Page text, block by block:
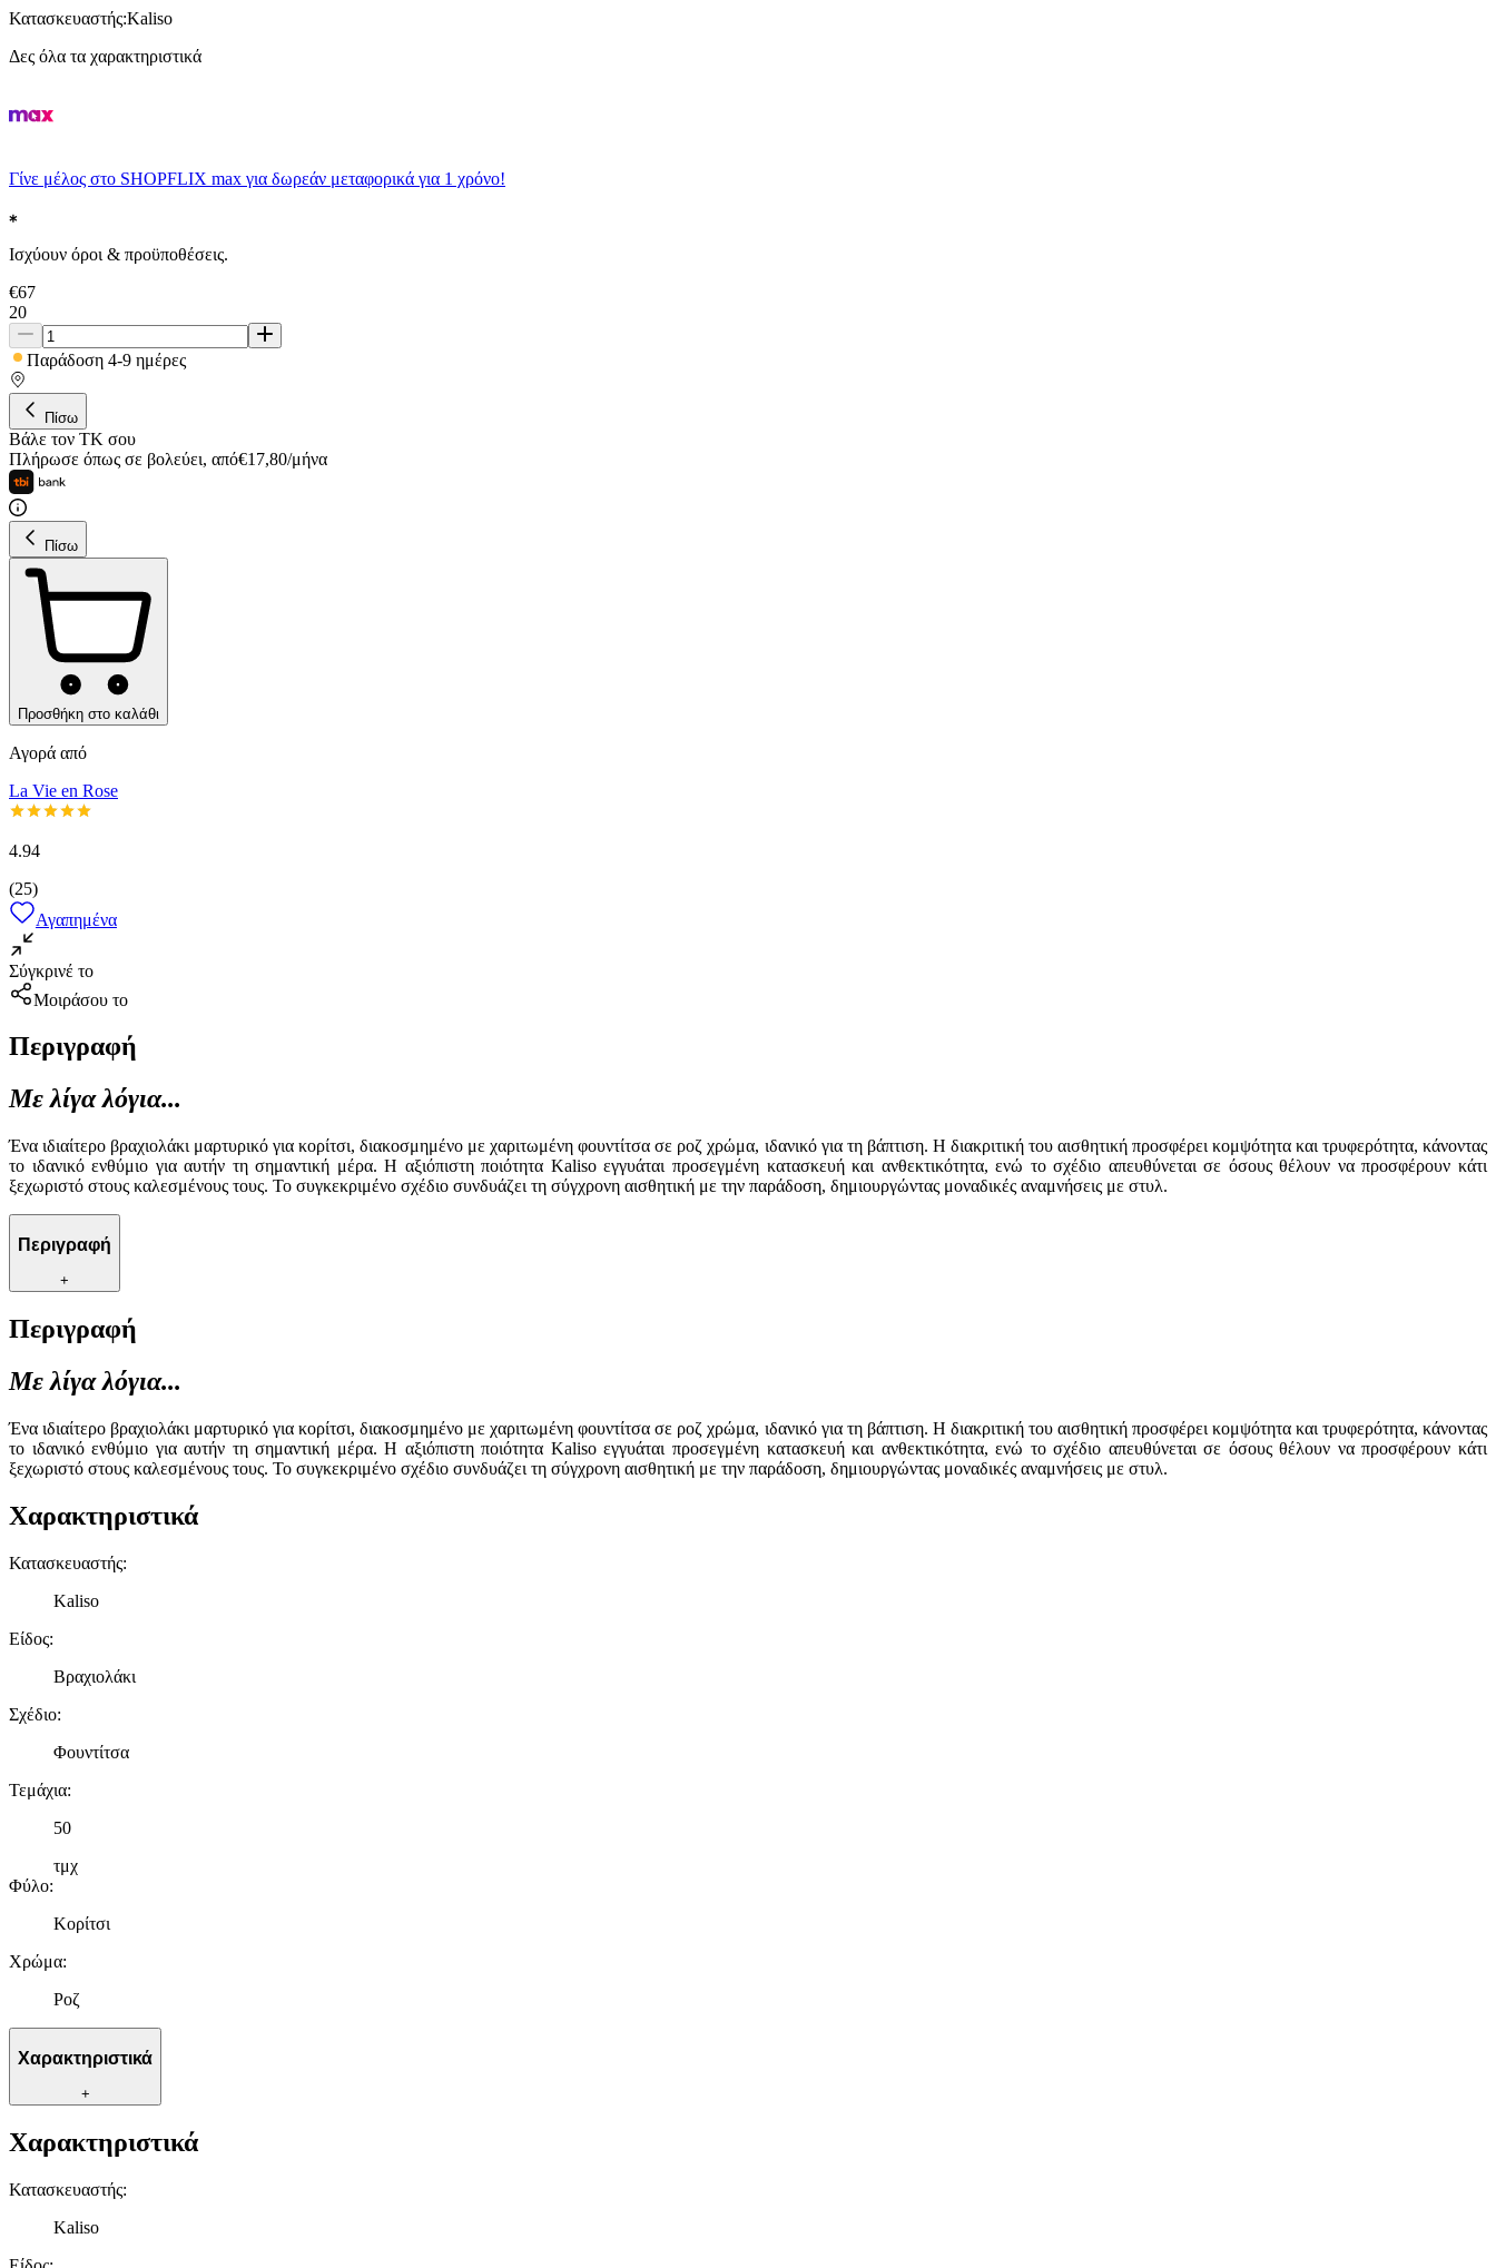
Κατασκευαστής:Kaliso
Δες όλα τα χαρακτηριστικά
Γίνε μέλος στο SHOPFLIX max για δωρεάν μεταφορικά για 1 χρόνο!
Ισχύουν όροι & προϋποθέσεις.
€67
20
Παράδοση 4-9 ημέρες
Πίσω
Βάλε τον ΤΚ σου
Πλήρωσε όπως σε βολεύει, από€17,80/μήνα
Πίσω
Προσθήκη στο καλάθι
Αγορά από
La Vie en Rose
4.94
(25)
Αγαπημένα
Σύγκρινέ το
Μοιράσου το
Περιγραφή
Με λίγα λόγια...
Ένα ιδιαίτερο βραχιολάκι μαρτυρικό για κορίτσι, διακοσμημένο με χαριτωμένη φουντίτσα σε ροζ χρώμα, ιδανικό για τη βάπτιση. Η διακριτική του αισθητική προσφέρει κομψότητα και τρυφερότητα, κάνοντας
το ιδανικό ενθύμιο για αυτήν τη σημαντική μέρα. Η αξιόπιστη ποιότητα Kaliso εγγυάται προσεγμένη κατασκευή και ανθεκτικότητα, ενώ το σχέδιο απευθύνεται σε όσους θέλουν να προσφέρουν κάτι
ξεχωριστό στους καλεσμένους τους. Το συγκεκριμένο σχέδιο συνδυάζει τη σύγχρονη αισθητική με την παράδοση, δημιουργώντας μοναδικές αναμνήσεις με στυλ.
Περιγραφή
+
Περιγραφή
Με λίγα λόγια...
Ένα ιδιαίτερο βραχιολάκι μαρτυρικό για κορίτσι, διακοσμημένο με χαριτωμένη φουντίτσα σε ροζ χρώμα, ιδανικό για τη βάπτιση. Η διακριτική του αισθητική προσφέρει κομψότητα και τρυφερότητα, κάνοντας
το ιδανικό ενθύμιο για αυτήν τη σημαντική μέρα. Η αξιόπιστη ποιότητα Kaliso εγγυάται προσεγμένη κατασκευή και ανθεκτικότητα, ενώ το σχέδιο απευθύνεται σε όσους θέλουν να προσφέρουν κάτι
ξεχωριστό στους καλεσμένους τους. Το συγκεκριμένο σχέδιο συνδυάζει τη σύγχρονη αισθητική με την παράδοση, δημιουργώντας μοναδικές αναμνήσεις με στυλ.
Χαρακτηριστικά
Κατασκευαστής:
Kaliso
Είδος:
Βραχιολάκι
Σχέδιο:
Φουντίτσα
Τεμάχια:
50
τμχ
Φύλο:
Κορίτσι
Χρώμα:
Ροζ
Χαρακτηριστικά
+
Χαρακτηριστικά
Κατασκευαστής:
Kaliso